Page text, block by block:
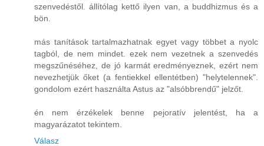
szenvedéstől. állítólag kettő ilyen van, a buddhizmus és a
bön.
más tanítások tartalmazhatnak egyet vagy többet a nyolc
tagból, de nem mindet. ezek nem vezetnek a szenvedés
megszűnéséhez, de jó karmát eredményeznek, ezért nem
nevezhetjük őket (a fentiekkel ellentétben) "helytelennek".
gondolom ezért használta Astus az "alsóbbrendű" jelzőt.
én nem érzékelek benne pejoratív jelentést, ha a
magyarázatot tekintem.
Válasz